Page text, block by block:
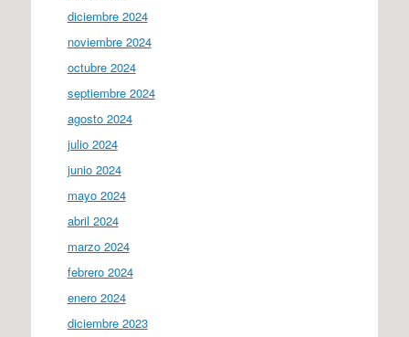
diciembre 2024
noviembre 2024
octubre 2024
septiembre 2024
agosto 2024
julio 2024
junio 2024
mayo 2024
abril 2024
marzo 2024
febrero 2024
enero 2024
diciembre 2023